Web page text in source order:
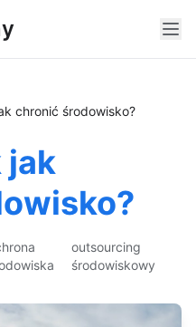
chronić środowisko?
jak
outsourcing
środowiskowy